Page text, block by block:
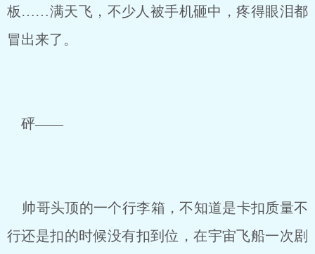
板……满天飞，不少人被手机砸中，疼得眼泪都
冒出来了。
砰——
帅哥头顶的一个行李箱，不知道是卡扣质量不
行还是扣的时候没有扣到位，在宇宙飞船一次剧